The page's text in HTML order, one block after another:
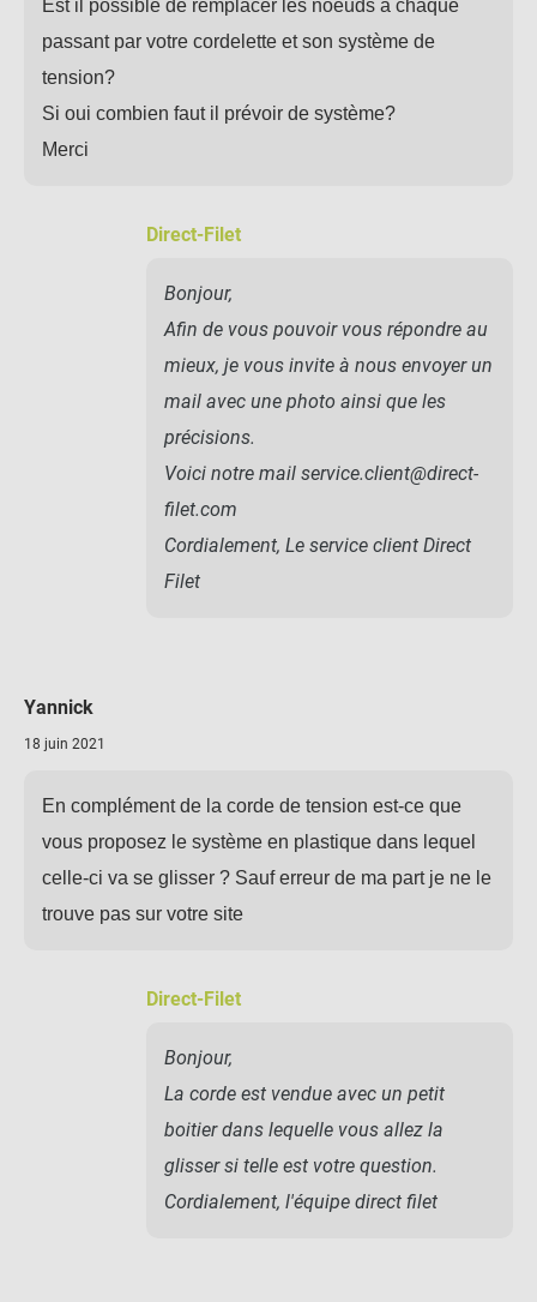
Est il possible de remplacer les noeuds à chaque
passant par votre cordelette et son système de
tension?
Si oui combien faut il prévoir de système?
Merci
Direct-Filet
Bonjour,
Afin de vous pouvoir vous répondre au
mieux, je vous invite à nous envoyer un
mail avec une photo ainsi que les
précisions.
Voici notre mail service.client@direct-
filet.com
Cordialement, Le service client Direct
Filet
Yannick
18 juin 2021
En complément de la corde de tension est-ce que
vous proposez le système en plastique dans lequel
celle-ci va se glisser ? Sauf erreur de ma part je ne le
trouve pas sur votre site
Direct-Filet
Bonjour,
La corde est vendue avec un petit
boitier dans lequelle vous allez la
glisser si telle est votre question.
Cordialement, l'équipe direct filet